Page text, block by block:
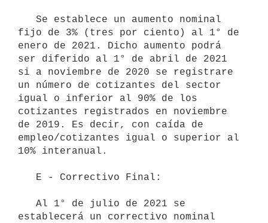
fijo de 3% (tres por ciento) al 1° de
enero de 2021. Dicho aumento podrá
ser diferido al 1° de abril de 2021
si a noviembre de 2020 se registrare
un número de cotizantes del sector
igual o inferior al 90% de los
cotizantes registrados en noviembre
de 2019. Es decir, con caída de
empleo/cotizantes igual o superior al
10% interanual.
establecerá un correctivo nominal